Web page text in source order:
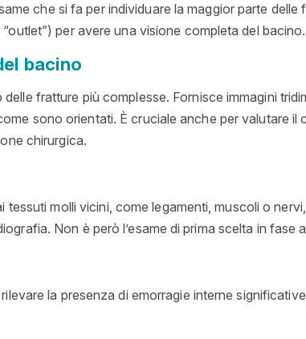
che si fa per individuare la maggior parte
per avere una visione completa del bacino.
bacino
fratture più complesse. Fornisce immagini
sono orientati. È cruciale anche per valutare
chirurgica.
tessuti molli vicini, come legamenti, muscoli o
Non è però l’esame di prima scelta in fase
la presenza di emorragie interne